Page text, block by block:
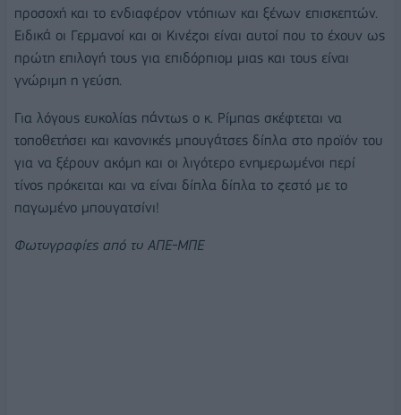
προσοχή και το ενδιαφέρον ντόπιων και ξένων επισκεπτών.
Ειδικά οι Γερμανοί και οι Κινέζοι είναι αυτοί που το έχουν ως
πρώτη επιλογή τους για επιδόρπιομ μιας και τους είναι
γνώριμη η γεύση.
Για λόγους ευκολίας πάντως ο κ. Ρίμπας σκέφτεται να
τοποθετήσει και κανονικές μπουγάτσες δίπλα στο προϊόν του
για να ξέρουν ακόμη και οι λιγότερο ενημερωμένοι περί
τίνος πρόκειται και να είναι δίπλα δίπλα το ζεστό με το
παγωμένο μπουγατσίνι!
Φωτογραφίες από το ΑΠΕ-ΜΠΕ